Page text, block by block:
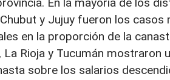
y Jujuy fueron los
en la proporción de la
Rioja y Tucumán mostraron
sobre los salarios